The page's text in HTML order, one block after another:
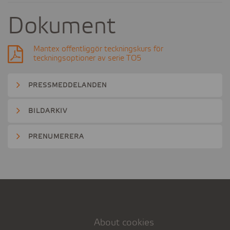
Dokument
Mantex offentliggör teckningskurs för
teckningsoptioner av serie TO5
PRESSMEDDELANDEN
BILDARKIV
PRENUMERERA
About cookies
ad-
tracking
measurement
cookies
of
Personalized
ads
cookies